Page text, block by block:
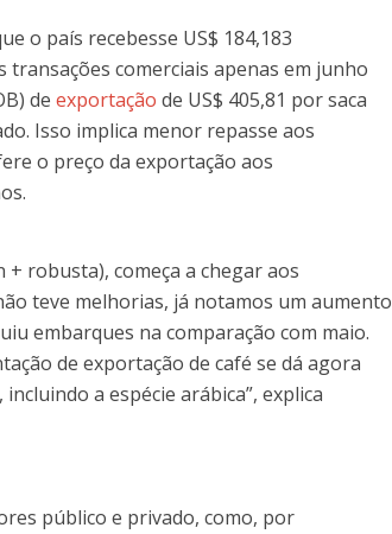
o país recebesse US$ 184,183
transações comerciais apenas em junho
de exportação de US$ 405,81 por saca
Isso implica menor repasse aos
o preço da exportação aos
robusta), começa a chegar aos
teve melhorias, já notamos um aumento
embarques na comparação com maio.
de exportação de café se dá agora
a espécie arábica”, explica
público e privado, como, por